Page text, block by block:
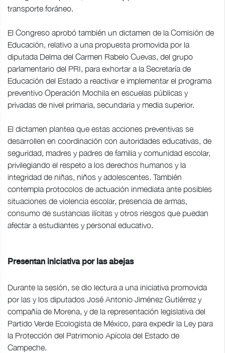
transporte foráneo.
El Congreso aprobó también un dictamen de la Comisión de
Educación, relativo a una propuesta promovida por la
diputada Delma del Carmen Rabelo Cuevas, del grupo
parlamentario del PRI, para exhortar a la Secretaría de
Educación del Estado a reactivar e implementar el programa
preventivo Operación Mochila en escuelas públicas y
privadas de nivel primaria, secundaria y media superior.
El dictamen plantea que estas acciones preventivas se
desarrollen en coordinación con autoridades educativas, de
seguridad, madres y padres de familia y comunidad escolar,
privilegiando el respeto a los derechos humanos y la
integridad de niñas, niños y adolescentes. También
contempla protocolos de actuación inmediata ante posibles
situaciones de violencia escolar, presencia de armas,
consumo de sustancias ilícitas y otros riesgos que puedan
afectar a estudiantes y personal educativo.
Presentan iniciativa por las abejas
Durante la sesión, se dio lectura a una iniciativa promovida
por las y los diputados José Antonio Jiménez Gutiérrez y
compañía de Morena, y de la representación legislativa del
Partido Verde Ecologista de México, para expedir la Ley para
la Protección del Patrimonio Apícola del Estado de
Campeche.